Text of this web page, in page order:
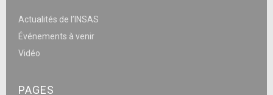
Actualités de l’INSAS
Événements à venir
Vidéo
PAGES